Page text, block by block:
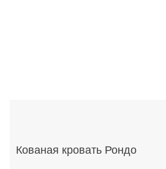
Кованая кровать Рондо